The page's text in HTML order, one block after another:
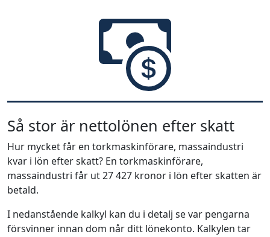
Så stor är nettolönen efter skatt
Hur mycket får en torkmaskinförare, massaindustri
kvar i lön efter skatt? En torkmaskinförare,
massaindustri får ut 27 427 kronor i lön efter skatten är
betald.
I nedanstående kalkyl kan du i detalj se var pengarna
försvinner innan dom når ditt lönekonto. Kalkylen tar